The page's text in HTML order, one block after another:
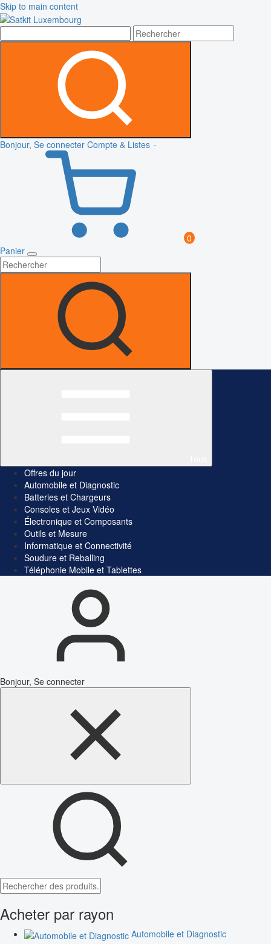
Skip to main content
Bonjour, Se connecter Compte & Listes
0
Panier
Offres du jour
Automobile et Diagnostic
Batteries et Chargeurs
Consoles et Jeux Vidéo
Électronique et Composants
Outils et Mesure
Informatique et Connectivité
Soudure et Reballing
Téléphonie Mobile et Tablettes
Bonjour, Se connecter
Acheter par rayon
Automobile et Diagnostic